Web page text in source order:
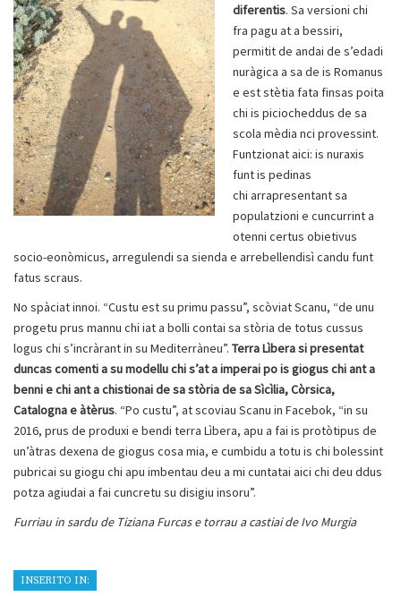
diferentis. Sa versioni chi
fra pagu at a bessiri,
permitit de andai de s’edadi
nuràgica a sa de is Romanus
e est stètia fata finsas poita
chi is piciocheddus de sa
scola mèdia nci provessint.
Funtzionat aici: is nuraxis
funt is pedinas
chi arrapresentant sa
populatzioni e cuncurrint a
otenni certus obietivus
socio-eonòmicus, arregulendi sa sienda e arrebellendisì candu funt
fatus scraus.
No spàciat innoi. “Custu est su primu passu”, scòviat Scanu, “de unu
progetu prus mannu chi iat a bolli contai sa stòria de totus cussus
logus chi s’incràrant in su Mediterràneu”. Terra Lìbera si presentat
duncas comenti a su modellu chi s’at a imperai po is giogus chi ant a
benni e chi ant a chistionai de sa stòria de sa Sìcìlia, Còrsica,
Catalogna e àtèrus. “Po custu”, at scoviau Scanu in Facebok, “in su
2016, prus de produxi e bendi terra Lìbera, apu a fai is protòtipus de
un’àtras dexena de giogus cosa mia, e cumbidu a totu is chi bolessint
pubricai su giogu chi apu imbentau deu a mi cuntatai aici chi deu ddus
potza agiudai a fai cuncretu su disigiu insoru”.
Furriau in sardu de Tiziana Furcas e torrau a castiai de Ivo Murgia
INSERITO IN: